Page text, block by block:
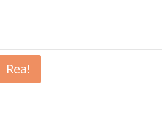
Rea!